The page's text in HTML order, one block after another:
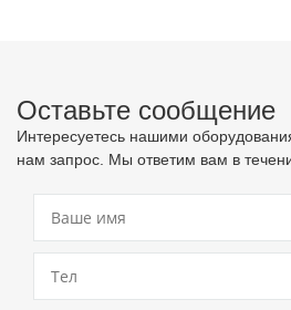
Оставьте сообщение
Интересуетесь нашими
нам запрос. Мы ответим вам в